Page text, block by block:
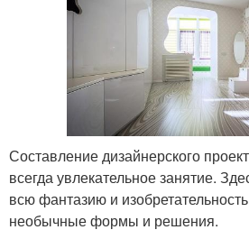
Составление дизайнерского
всегда увлекательное занятие.
всю фантазию и
необычные формы и решения.